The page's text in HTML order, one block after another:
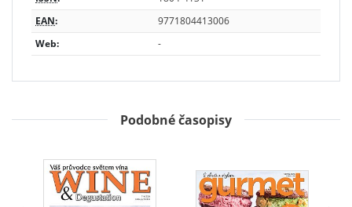
EAN:
9771804413006
Web:
-
Podobné časopisy